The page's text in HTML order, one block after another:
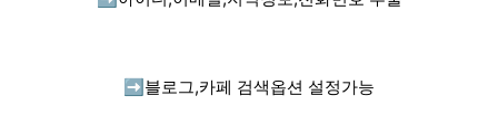
➡️ 블로그,카페 검색옵션 설정가능